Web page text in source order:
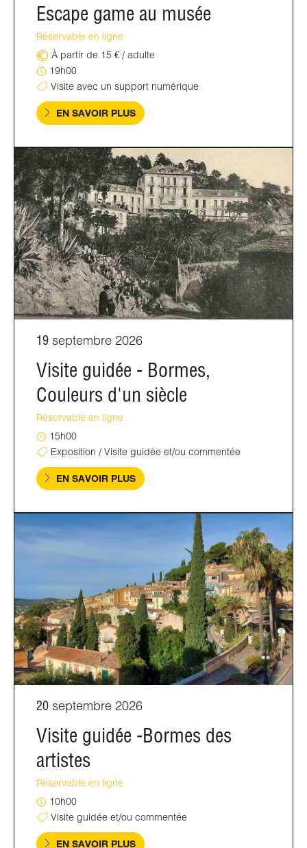
Escape game au musée
Réservable en ligne
À partir de 15 € / adulte
19h00
Visite avec un support numérique
EN SAVOIR PLUS
19 septembre 2026
Visite guidée - Bormes,
Couleurs d'un siècle
Réservable en ligne
15h00
Exposition / Visite guidée et/ou commentée
EN SAVOIR PLUS
20 septembre 2026
Visite guidée -Bormes des
artistes
Réservable en ligne
10h00
Visite guidée et/ou commentée
EN SAVOIR PLUS